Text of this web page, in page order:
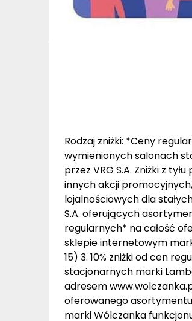
Rodzaj zniżki: *Ceny
wymienionych salonach
przez VRG S.A. Zniżki z
innych akcji
lojalnościowych dla
S.A. oferujących
regularnych* na całość
sklepie internetowym
15) 3. 10% zniżki od cen
stacjonarnych marki
adresem
oferowanego
marki Wólczanka